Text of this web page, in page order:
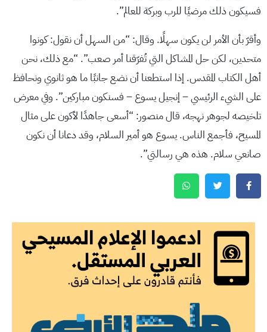
فسيكون ذلك مرضيًا للرب وبركة للعالم”.
وأقرّ بأن الأمر لن يكون سهلًا. وقال: “من السهل أن نقول: كونوا
متحدين، لكن حل المشاكل التي تُفرّقنا أمر صعب”. “مع ذلك، نحن
أهل الكتاب المقدس. إذا استطعنا أن نضع جانبًا ما هو ثانوي ونحافظ
على الشيء الرئيسي – إنجيل يسوع – فسنكون مباركين”. وفي معرض
تلخيصه لجوهر نهجه، قال منصور: “أسعى جاهدًا لأكون على مثال
المسيح، فأجمع الناس. يسوع هو أمير السلام، وقد دعانا أن نكون
صانعي سلام. هذه هي رسالتي”.